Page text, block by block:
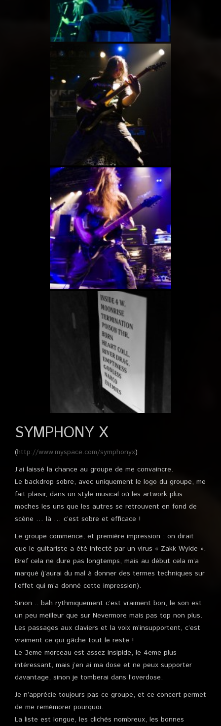
SYMPHONY X
(http://www.myspace.com/symphonyx)
J’ai laissé la chance au groupe de me convaincre.
Le backdrop sobre, avec uniquement le logo du groupe, me
fait plaisir, dans un style musical où les artwork plus
moches les uns que les autres se retrouvent en fond de
scène … là … c’est sobre et efficace !
Le groupe commence, et première impression : on dirait
que le guitariste a été infecté par un virus « Zakk Wylde ».
Bref cela ne dure pas longtemps, mais au début cela m’a
marqué (j’aurai du mal à donner des termes techniques sur
l’effet qui m’a donné cette impression).
Sinon .. bah rythmiquement c’est vraiment bon, le son est
un peu meilleur que sur Nevermore mais pas top non plus.
Les passages aux claviers et la voix m’insupportent, c’est
vraiment ce qui gâche tout le reste !
Le 3eme morceau est assez insipide, le 4eme plus
intéressant, mais j’en ai ma dose et ne peux supporter
davantage, sinon je tomberai dans l’overdose.
Je n’apprécie toujours pas ce groupe, et ce concert permet
de me remémorer pourquoi.
La liste est longue, les clichés nombreux, les bonnes